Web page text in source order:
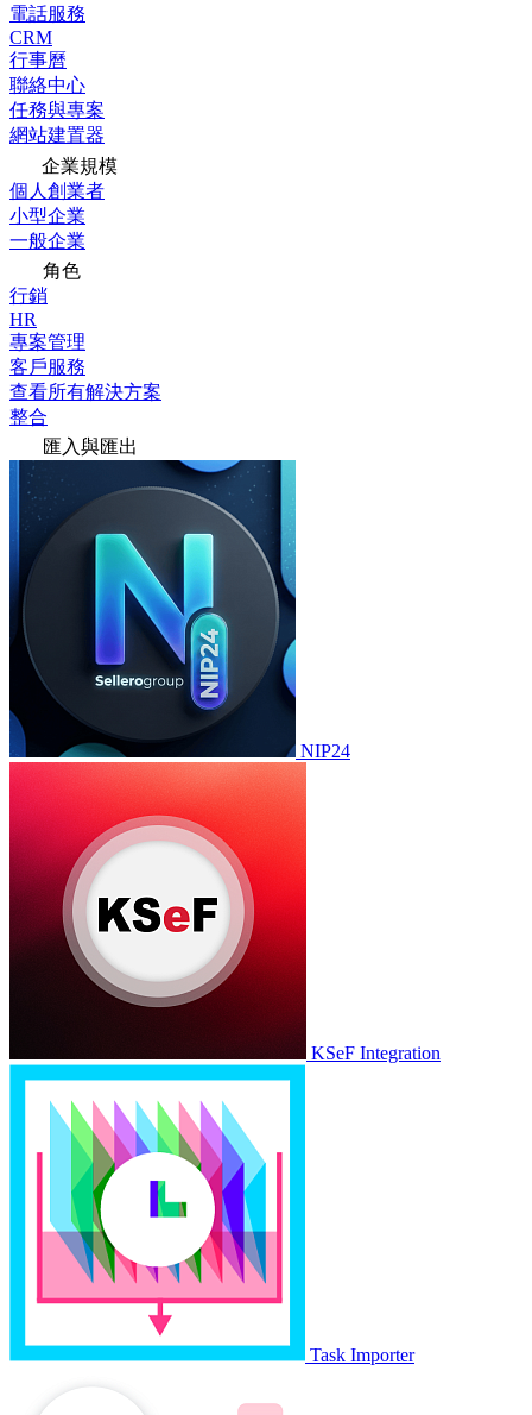
電話服務
CRM
行事曆
聯絡中心
任務與專案
網站建置器
企業規模
個人創業者
小型企業
一般企業
角色
行銷
HR
專案管理
客戶服務
查看所有解決方案
整合
匯入與匯出
NIP24
KSeF Integration
Task Importer